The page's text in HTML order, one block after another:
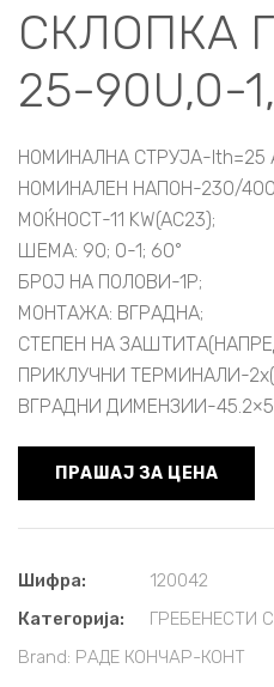
СКЛОПКА
25-90U,0-
НОМИНАЛНА СТРУЈА-Ith=25
НОМИНАЛЕН НАПОН-230/400
МОЌНОСТ-11 KW(AC23);
ШЕМА: 90; 0-1; 60°
БРОЈ НА ПОЛОВИ-1P;
МОНТАЖА: ВГРАДНА;
СТЕПЕН НА
ПРИКЛУЧНИ ТЕРМИНАЛИ-
ВГРАДНИ ДИМЕНЗИИ-
ПРАШАЈ ЗА ЦЕНА
Шифра:
120042
Категорија:
ГРЕБЕНЕСТИ
Brand: РАДЕ КОНЧАР-КОНТ